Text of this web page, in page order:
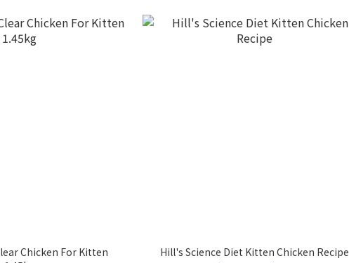
Chicken For Kitten
Hill's Science Diet Kitten Chicken Recipe